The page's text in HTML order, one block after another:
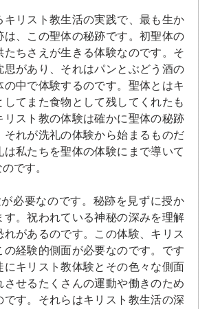
キリスト教生活の実践で、最も生か
は、この聖体の秘跡です。初聖体の
たちさえが生きる体験なのです。そ
思があり、それはパンとぶどう酒の
の中で体験するのです。聖体とはキ
してまた食物として残してくれたも
リスト教の体験は確かに聖体の秘跡
それが洗礼の体験から始まるものだ
は私たちを聖体の体験にまで導いて
です。
必要なのです。秘跡を見ずに授か
す。祝われている神秘の深みを理解
れがあるのです。この体験、キリス
の経験的側面が必要なのです。です
にキリスト教体験とその色々な側面
させるたくさんの運動や働きのため
です。それらはキリスト教生活の深